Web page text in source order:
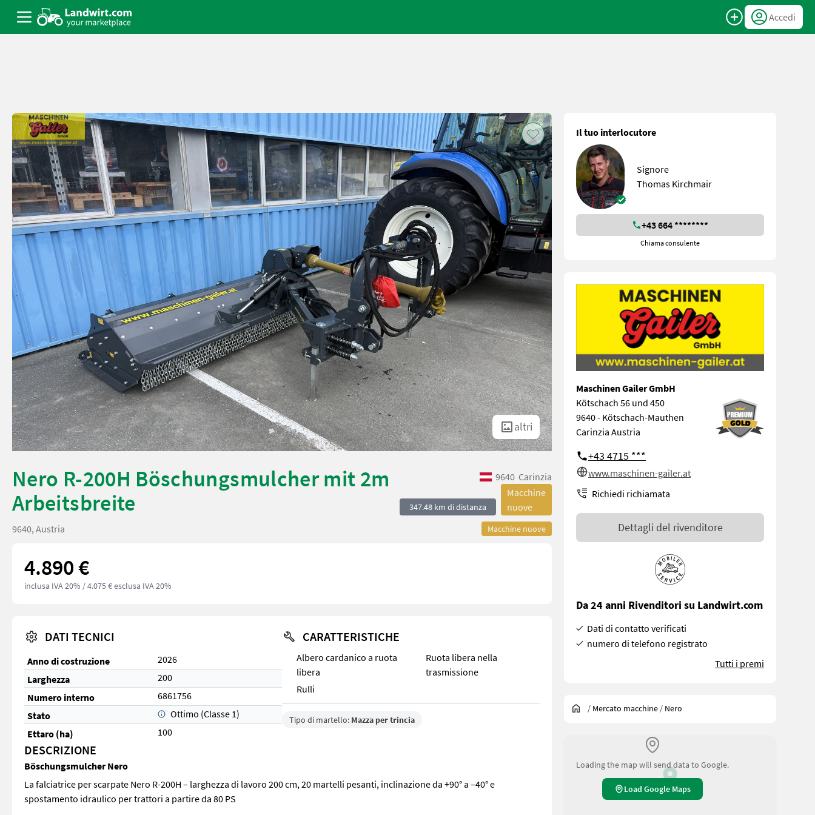
Accedi
altri
Nero R-200H Böschungsmulcher mit 2m
Arbeitsbreite
9640 Carinzia
347.48 km di distanza
Macchine
nuove
Macchine nuove
9640, Austria
4.890 €
inclusa IVA 20% / 4.075 € esclusa IVA 20%
DATI TECNICI
Anno di costruzione
2026
Larghezza
200
Numero interno
6861756
Stato
Ottimo (Classe 1)
Ettaro (ha)
100
CARATTERISTICHE
Albero cardanico a ruota
libera
Ruota libera nella
trasmissione
Rulli
Tipo di martello: Mazza per trincia
DESCRIZIONE
Böschungsmulcher Nero
La falciatrice per scarpate Nero R-200H – larghezza di lavoro 200 cm, 20 martelli pesanti, inclinazione da +90° a –40° e
spostamento idraulico per trattori a partire da 80 PS
Il tuo interlocutore
Signore
Thomas Kirchmair
+43 664 ********
Chiama consulente
Maschinen Gailer GmbH
Kötschach 56 und 450
9640 - Kötschach-Mauthen
Carinzia Austria
+43 4715 ***
www.maschinen-gailer.at
Richiedi richiamata
Dettagli del rivenditore
Da 24 anni Rivenditori su Landwirt.com
Dati di contatto verificati
numero di telefono registrato
Tutti i premi
/ Mercato macchine / Nero
Loading the map will send data to Google.
Load Google Maps